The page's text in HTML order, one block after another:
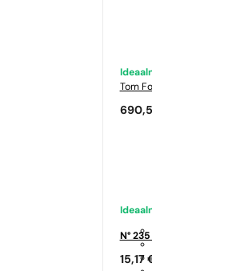
Ideaalne sobivus
Tom Ford
690,50
Ideaalne sobivus
N° 235 - 35%
15,17 €